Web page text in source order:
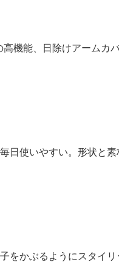
機能、日除けアームカ
日使いやすい。形状と
をかぶるようにスタイ